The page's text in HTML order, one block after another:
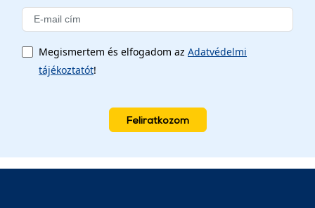
Megismertem és elfogadom az Adatvédelmi
tájékoztatót!
Feliratkozom